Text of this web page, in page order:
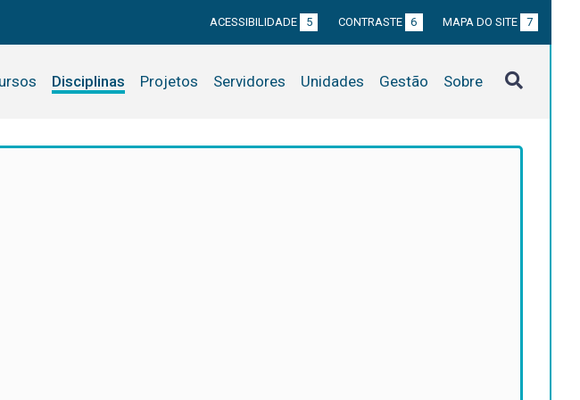
ACESSIBILIDADE 5 CONTRASTE 6 MAPA DO SITE 7
Disciplinas Projetos Servidores Unidades Gestão Sobre